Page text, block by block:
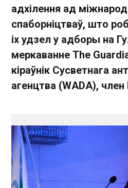
адхілення ад
спаборніцтваў, што
іх удзел у адборы на
меркаванне The
кіраўнік Сусветнага
агенцтва (WADA),